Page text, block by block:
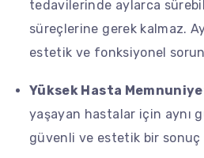
tedavilerinde aylarca
süreçlerine gerek kalmaz.
estetik ve fonksiyonel
Yüksek Hasta
yaşayan hastalar için aynı
güvenli ve estetik bir sonuç